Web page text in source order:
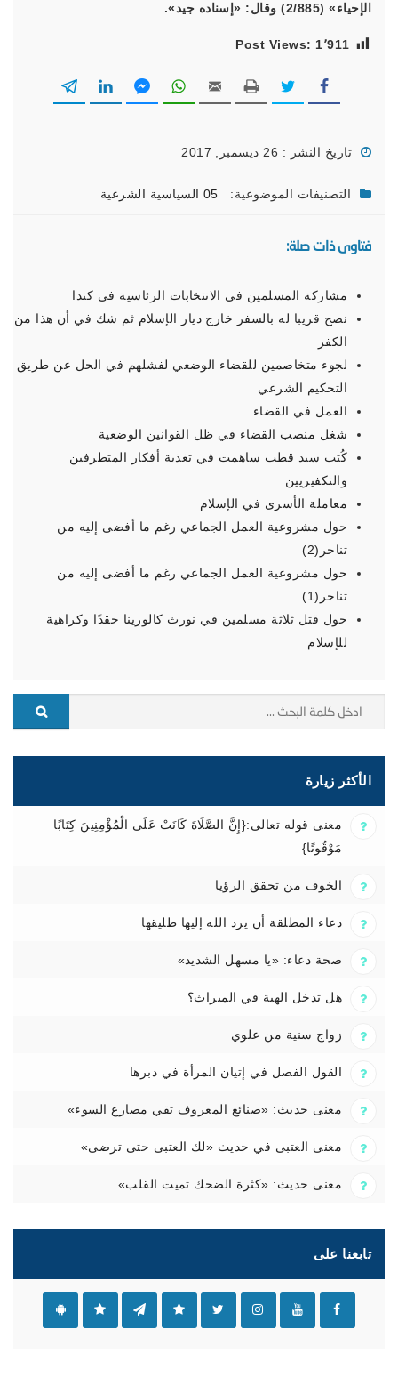
الإحياء» (2/885) وقال: «إسناده جيد».
Post Views: 1٬911
تاريخ النشر : 26 ديسمبر, 2017
التصنيفات الموضوعية: 05 السياسية الشرعية
فتاوى ذات صلة:
مشاركة المسلمين في الانتخابات الرئاسية في كندا
نصح قريبا له بالسفر خارج ديار الإسلام ثم شك في أن هذا من
الكفر
لجوء متخاصمين للقضاء الوضعي لفشلهم في الحل عن طريق
التحكيم الشرعي
العمل في القضاء
شغل منصب القضاء في ظل القوانين الوضعية
كُتب سيد قطب ساهمت في تغذية أفكار المتطرفين
والتكفيريين
معاملة الأسرى في الإسلام
حول مشروعية العمل الجماعي رغم ما أفضى إليه من
تناحر(2)
حول مشروعية العمل الجماعي رغم ما أفضى إليه من
تناحر(1)
حول قتل ثلاثة مسلمين في نورث كالورينا حقدًا وكراهية
للإسلام
الأكثر زيارة
معنى قوله تعالى:{إِنَّ الصَّلَاةَ كَانَتْ عَلَى الْمُؤْمِنِينَ كِتَابًا
مَوْقُوتًا}
الخوف من تحقق الرؤيا
دعاء المطلقة أن يرد الله إليها طليقها
صحة دعاء: «يا مسهل الشديد»
هل تدخل الهبة في الميراث؟
زواج سنية من علوي
القول الفصل في إتيان المرأة في دبرها
معنى حديث: «صنائع المعروف تقي مصارع السوء»
معنى العتبى في حديث «لك العتبى حتى ترضى»
معنى حديث: «كثرة الضحك تميت القلب»
تابعنا على